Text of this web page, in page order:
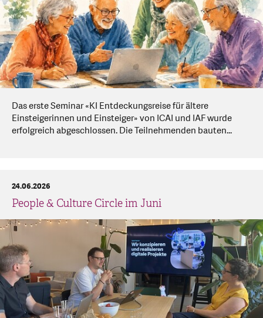
Das erste Seminar «KI Entdeckungsreise für ältere
Einsteigerinnen und Einsteiger» von ICAI und IAF wurde
erfolgreich abgeschlossen. Die Teilnehmenden bauten...
People & Culture Circle im Juni
24.06.2026